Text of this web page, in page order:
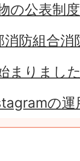
の公表制度
防組合消
まりまし
の